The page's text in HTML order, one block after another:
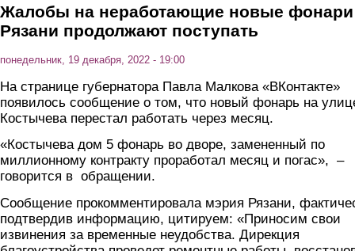
Жалобы на неработающие новые
Рязани продолжают поступать
понедельник, 19 декабря, 2022 - 19:00
На странице губернатора Павла Малкова «ВКонтакте»
появилось сообщение о том, что новый фонарь на
Костычева перестал работать через месяц.
«Костычева дом 5 фонарь во дворе, замененный по
миллионному контракту проработал месяц и погас», –
говорится в обращении.
Сообщение прокомментировала мэрия Рязани,
подтвердив информацию, цитируем: «Приносим свои
извинения за временные неудобства. Дирекция